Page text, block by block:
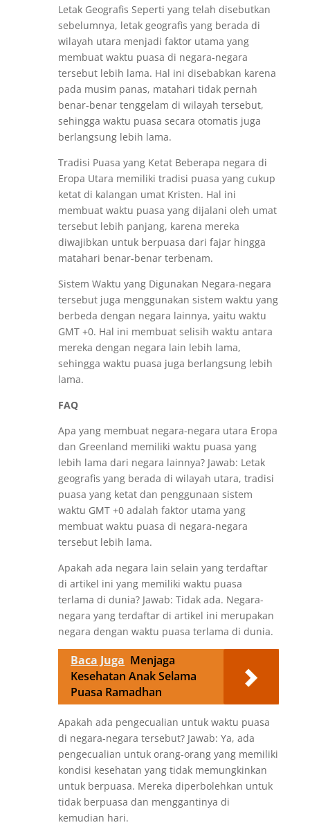
Letak Geografis Seperti yang telah disebutkan
sebelumnya, letak geografis yang berada di
wilayah utara menjadi faktor utama yang
membuat waktu puasa di negara-negara
tersebut lebih lama. Hal ini disebabkan karena
pada musim panas, matahari tidak pernah
benar-benar tenggelam di wilayah tersebut,
sehingga waktu puasa secara otomatis juga
berlangsung lebih lama.
Tradisi Puasa yang Ketat Beberapa negara di
Eropa Utara memiliki tradisi puasa yang cukup
ketat di kalangan umat Kristen. Hal ini
membuat waktu puasa yang dijalani oleh umat
tersebut lebih panjang, karena mereka
diwajibkan untuk berpuasa dari fajar hingga
matahari benar-benar terbenam.
Sistem Waktu yang Digunakan Negara-negara
tersebut juga menggunakan sistem waktu yang
berbeda dengan negara lainnya, yaitu waktu
GMT +0. Hal ini membuat selisih waktu antara
mereka dengan negara lain lebih lama,
sehingga waktu puasa juga berlangsung lebih
lama.
FAQ
Apa yang membuat negara-negara utara Eropa
dan Greenland memiliki waktu puasa yang
lebih lama dari negara lainnya? Jawab: Letak
geografis yang berada di wilayah utara, tradisi
puasa yang ketat dan penggunaan sistem
waktu GMT +0 adalah faktor utama yang
membuat waktu puasa di negara-negara
tersebut lebih lama.
Apakah ada negara lain selain yang terdaftar
di artikel ini yang memiliki waktu puasa
terlama di dunia? Jawab: Tidak ada. Negara-
negara yang terdaftar di artikel ini merupakan
negara dengan waktu puasa terlama di dunia.
Baca Juga Menjaga
Kesehatan Anak Selama
Puasa Ramadhan
Apakah ada pengecualian untuk waktu puasa
di negara-negara tersebut? Jawab: Ya, ada
pengecualian untuk orang-orang yang memiliki
kondisi kesehatan yang tidak memungkinkan
untuk berpuasa. Mereka diperbolehkan untuk
tidak berpuasa dan menggantinya di
kemudian hari.